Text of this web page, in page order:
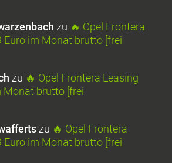
zu 🔥 Opel Frontera
Euro im Monat brutto [frei
zu 🔥 Opel Frontera Leasing
Monat brutto [frei
zu 🔥 Opel Frontera
Euro im Monat brutto [frei